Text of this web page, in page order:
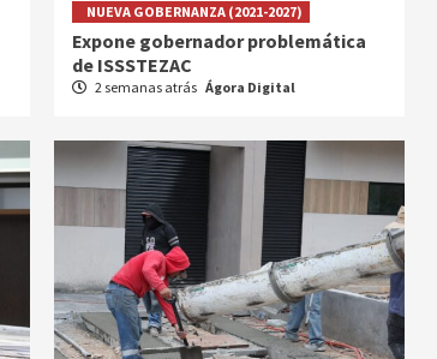
NUEVA GOBERNANZA (2021-2027)
Expone gobernador problemática
de ISSSTEZAC
2 semanas atrás Ágora Digital